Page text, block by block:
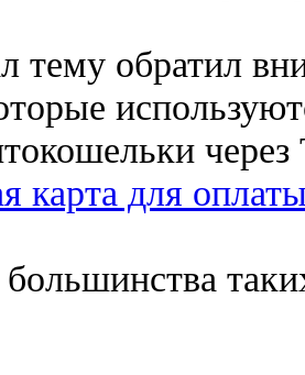
тему обратил
карта для